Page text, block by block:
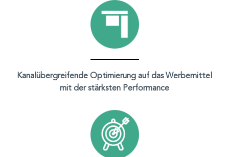
Kanalübergreifende Optimierung auf das Werbemittel
mit der stärksten Performance